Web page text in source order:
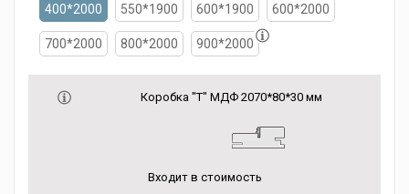
400*2000 550*1900 600*1900 600*2000
700*2000 800*2000 900*2000
Коробка "Т" МДФ 2070*80*30 мм
Входит в стоимость